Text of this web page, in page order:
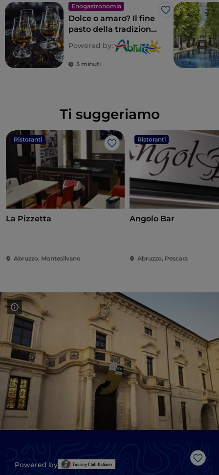
Enogastronomia
Like
Dolce o amaro? Il fine
pasto della tradizione
Powered by:
5 minuti
Ti suggeriamo
Ristoranti
Like
La Pizzetta
Abruzzo, Montesilvano
Ristoranti
Angolo Bar
Abruzzo, Pescara
Like
Powered by